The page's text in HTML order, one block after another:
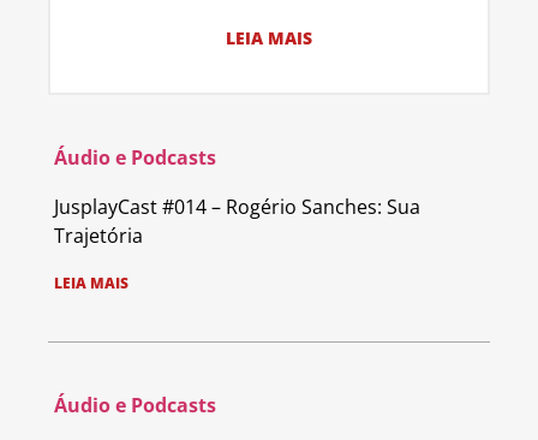
LEIA MAIS
Áudio e Podcasts
JusplayCast #014 – Rogério Sanches: Sua
Trajetória
LEIA MAIS
Áudio e Podcasts